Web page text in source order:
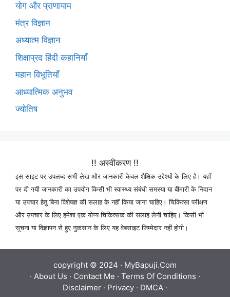
योग और प्राणायाम
मंत्र विज्ञान
अध्यात्म विज्ञान
शिक्षाप्रद हिंदी कहानियाँ
महान विभूतियाँ
आध्यात्मिक अनुभव
ज्योतिष
!! अस्वीकरण !!
इस साइट पर उपलब्द सभी लेख और जानकारी केवल शैक्षिक उद्देश्यों के लिए है। यहाँ
पर दी गयी जानकारी का उपयोग किसी भी स्वास्थ्य संबंधी समस्या या बीमारी के निदान
या उपचार हेतु बिना विशेषज्ञ की सलाह के नहीं किया जाना चाहिए। चिकित्सा परीक्षण
और उपचार के लिए हमेशा एक योग्य चिकित्सक की सलाह लेनी चाहिए। किसी भी
सूचना या विज्ञापन से हुए नुकसान के लिए यह वेबसाइट जिम्मेदार नहीं होगी।
copyright © 2024 · MyBapuji.Com
· About Us · Contact Me · Terms Of Conditions ·
Disclaimer · Privacy · DMCA ·